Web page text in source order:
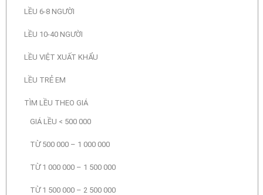
LỀU 6-8 NGƯỜI
LỀU 10-40 NGƯỜI
LỀU VIỆT XUẤT KHẨU
LỀU TRẺ EM
TÌM LỀU THEO GIÁ
GIÁ LỀU < 500 000
TỪ 500 000 – 1 000 000
TỪ 1 000 000 – 1 500 000
TỪ 1 500 000 – 2 500 000